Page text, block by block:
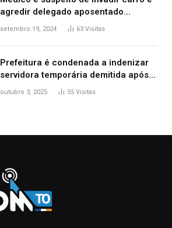
agredir delegado aposentado
durante confusão no trânsito
setembro 19, 2024 63 Visitas
Prefeitura é condenada a indenizar
servidora temporária demitida após
nascimento da filha
outubro 3, 2025 55 Visitas